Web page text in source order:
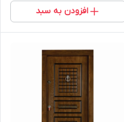
افزودن به سبد